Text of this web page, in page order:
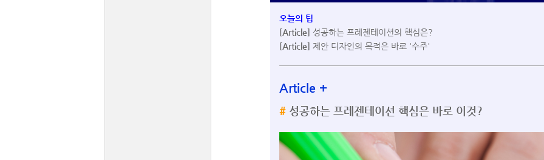
오늘의 팁
[Article] 성공하는 프레젠테이션의 핵심은?
[Article] 제안 디자인의 목적은 바로 '수주'
Article +
#성공하는 프레젠테이션 핵심은 바로 이것?